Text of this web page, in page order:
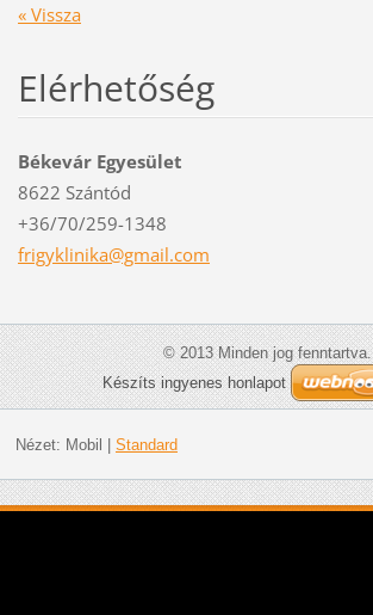
« Vissza
Elérhetőség
Békevár Egyesület
8622 Szántód
+36/70/259-1348
frigyklinika@gmail.com
© 2013 Minden jog fenntartva.
Készíts ingyenes honlapot
Nézet: Mobil Standard